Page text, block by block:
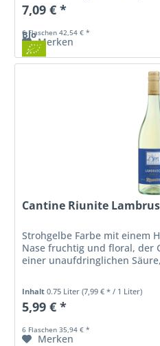
Bio
7,09 € *
6 Flaschen 42,54 € *
Merken
Cantine Riunite
Strohgelbe Farbe mit einem
Nase fruchtig und floral, der
einer unaufdringlichen
Inhalt0.75 Liter(7,99 € * / 1 Liter)
5,99 € *
6 Flaschen 35,94 € *
Merken